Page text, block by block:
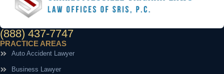
(888) 437-7747
PRACTICE AREAS
Auto Accident Lawyer
Business Lawyer